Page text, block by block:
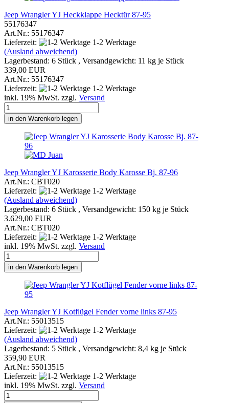
Jeep Wrangler YJ Heckklappe Hecktür 87-95
55176347
Art.Nr.: 55176347
Lieferzeit:
1-2 Werktage
(Ausland abweichend)
Lagerbestand: 6 Stück , Versandgewicht: 11 kg je Stück
339,00 EUR
Art.Nr.: 55176347
Lieferzeit:
1-2 Werktage
inkl. 19% MwSt. zzgl. Versand
in den Warenkorb legen
Jeep Wrangler YJ Karosserie Body Karosse Bj. 87-96
Art.Nr.: CBT020
Lieferzeit:
1-2 Werktage
(Ausland abweichend)
Lagerbestand: 6 Stück , Versandgewicht: 150 kg je Stück
3.629,00 EUR
Art.Nr.: CBT020
Lieferzeit:
1-2 Werktage
inkl. 19% MwSt. zzgl. Versand
in den Warenkorb legen
Jeep Wrangler YJ Kotflügel Fender vorne links 87-95
Art.Nr.: 55013515
Lieferzeit:
1-2 Werktage
(Ausland abweichend)
Lagerbestand: 5 Stück , Versandgewicht: 8,4 kg je Stück
359,90 EUR
Art.Nr.: 55013515
Lieferzeit:
1-2 Werktage
inkl. 19% MwSt. zzgl. Versand